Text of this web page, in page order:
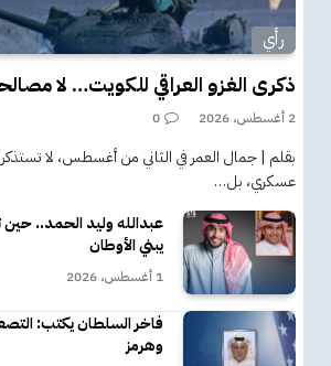
رأي
ذكرى الغزو العراقي للكويت… لا
2 أغسطس، 2026 0
بقلم | جمال العمر في الثاني من أغسطس، لا
عسكري، بل…
عبدالله وليد الحمد.. حين
يبني الأوطان
1 أغسطس، 2026
فاخر السلطان يكتب:
وهرمز